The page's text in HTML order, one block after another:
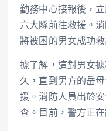
勤務中心接報後，
六大隊前往救援。
將被困的男女成功救
據了解，這對男女
久，直到男方的岳
援。消防人員出於
查。目前，警方正